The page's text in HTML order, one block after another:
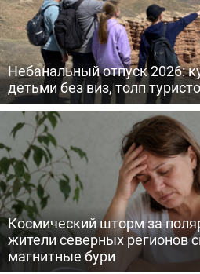
Небанальный отпуск 2026:
детьми без виз, толп
Космический шторм за
жители северных регионов
магнитные бури